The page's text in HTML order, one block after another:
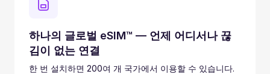
하나의 글로벌 eSIM™ — 언제 어디서나 끊
김이 없는 연결
한 번 설치하면 200여 개 국가에서 이용할 수 있습니다.